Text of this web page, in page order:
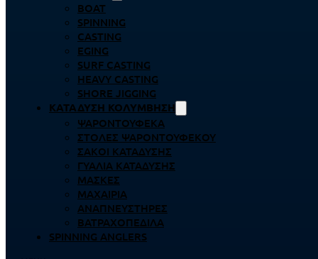
BOAT
SPINNING
CASTING
EGING
SURF CASTING
HEAVY CASTING
SHORE JIGGING
ΚΑΤΆΔΥΣΗ ΚΟΛΎΜΒΗΣΗ
ΨΑΡΟΝΤΟΎΦΕΚΑ
ΣΤΟΛΈΣ ΨΑΡΟΝΤΟΎΦΕΚΟΥ
ΣΆΚΟΙ ΚΑΤΆΔΥΣΗΣ
ΓΥΑΛΙΆ ΚΑΤΆΔΥΣΗΣ
ΜΆΣΚΕΣ
ΜΑΧΑΊΡΙΑ
ΑΝΑΠΝΕΥΣΤΉΡΕΣ
ΒΑΤΡΑΧΟΠΈΔΙΛΑ
SPINNING ANGLERS